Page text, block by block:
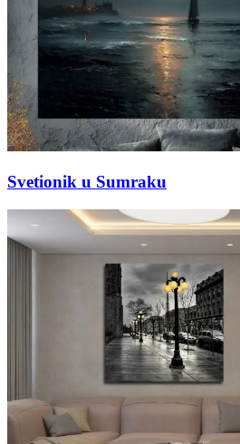
Svetionik u Sumraku